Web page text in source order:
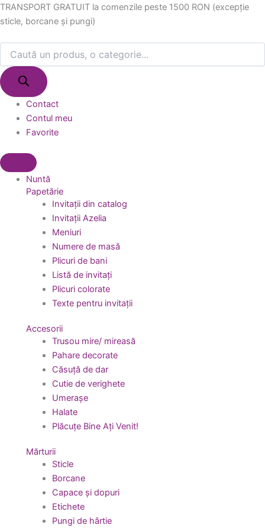
Skip
to
TRANSPORT GRATUIT la comenzile peste 1500 RON (excepție
sticle, borcane și pungi)
Products
search
Contact
Contul meu
Favorite
Nuntă
Papetărie
Invitații din catalog
Invitații Azelia
Meniuri
Numere de masă
Plicuri de bani
Listă de invitați
Plicuri colorate
Texte pentru invitații
Accesorii
Trusou mire/ mireasă
Pahare decorate
Căsuță de dar
Cutie de verighete
Umerașe
Halate
Plăcuțe Bine Ați Venit!
Mărturii
Sticle
Borcane
Capace și dopuri
Etichete
Pungi de hârtie
Products
search